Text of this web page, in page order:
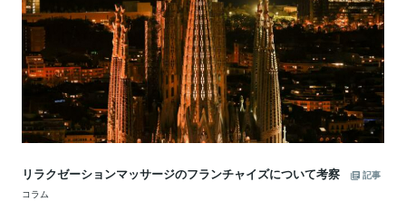
リラクゼーションマッサージのフランチャイズについて考察
記事
コラム